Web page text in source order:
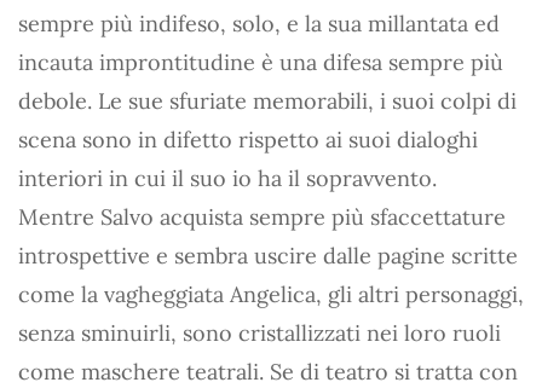
sempre più indifeso, solo, e la sua millantata ed
incauta improntitudine è una difesa sempre più
debole. Le sue sfuriate memorabili, i suoi colpi di
scena sono in difetto rispetto ai suoi dialoghi
interiori in cui il suo io ha il sopravvento.
Mentre Salvo acquista sempre più sfaccettature
introspettive e sembra uscire dalle pagine scritte
come la vagheggiata Angelica, gli altri personaggi,
senza sminuirli, sono cristallizzati nei loro ruoli
come maschere teatrali. Se di teatro si tratta con